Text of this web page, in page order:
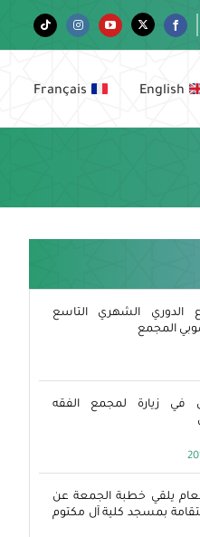
Facebook
Twitter
YouTube
Instagram
Tiktok
English
Français
الدوري الشهري التاسع
المجمع
في زيارة لمجمع الفقه
يلقي خطبة الجمعة عن
بمسجد كلية آل مكتوم